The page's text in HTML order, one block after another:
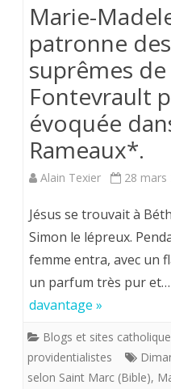
Marie-
patronne
suprêmes
Fontevrault
évoquée
Rameaux*.
Alain Texier 28 mars
Jésus se trouvait à
Simon le lépreux.
femme entra, avec un
un parfum très pur et…
davantage »
Blogs et sites
providentialistes
selon Saint Marc (Bible),